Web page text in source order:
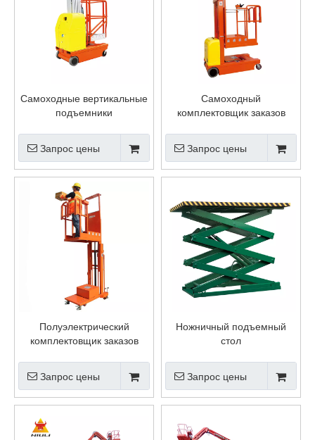
Самоходные вертикальные
подъемники
Запрос цены
Самоходный
комплектовщик заказов
Запрос цены
Полуэлектрический
комплектовщик заказов
Запрос цены
Ножничный подъемный
стол
Запрос цены